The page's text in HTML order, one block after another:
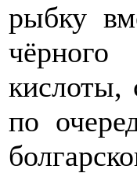
рыбку
кислоты,
по